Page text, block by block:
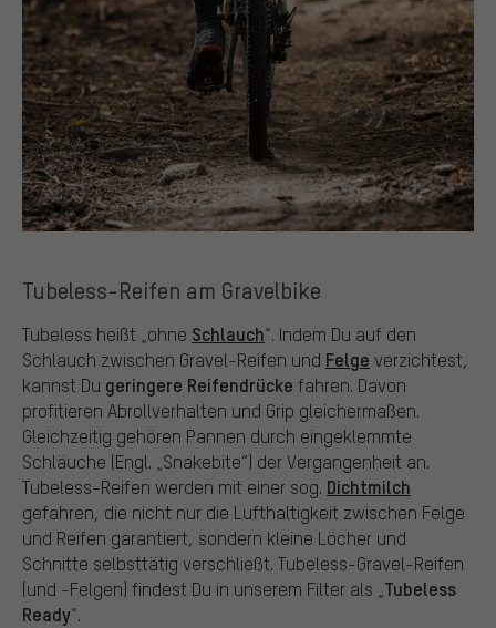
Tubeless-Reifen am Gravelbike
Tubeless heißt „ohne Schlauch“. Indem Du auf den
Schlauch zwischen Gravel-Reifen und Felge verzichtest,
kannst Du geringere Reifendrücke fahren. Davon
profitieren Abrollverhalten und Grip gleichermaßen.
Gleichzeitig gehören Pannen durch eingeklemmte
Schläuche (Engl. „Snakebite“) der Vergangenheit an.
Tubeless-Reifen werden mit einer sog. Dichtmilch
gefahren, die nicht nur die Lufthaltigkeit zwischen Felge
und Reifen garantiert, sondern kleine Löcher und
Schnitte selbsttätig verschließt. Tubeless-Gravel-Reifen
(und -Felgen) findest Du in unserem Filter als „ Tubeless
Ready“.